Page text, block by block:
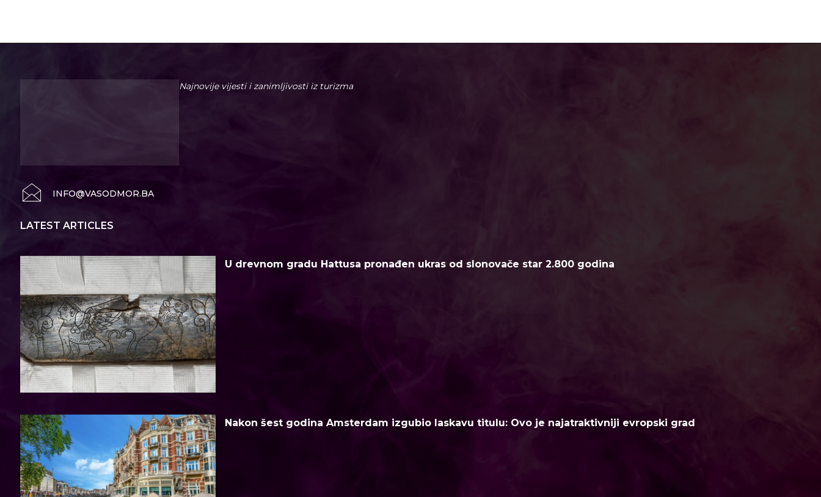
Najnovije vijesti i zanimljivosti iz turizma
INFO@VASODMOR.BA
LATEST ARTICLES
U drevnom gradu Hattusa pronađen ukras od slonovače star 2.800 godina
Nakon šest godina Amsterdam izgubio laskavu titulu: Ovo je najatraktivniji evropski grad